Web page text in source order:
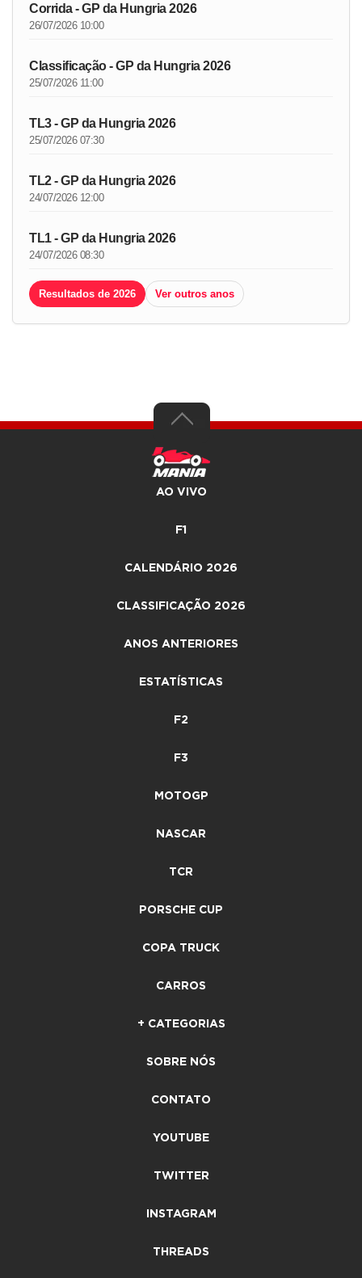
Corrida - GP da Hungria 2026
26/07/2026 10:00
Classificação - GP da Hungria 2026
25/07/2026 11:00
TL3 - GP da Hungria 2026
25/07/2026 07:30
TL2 - GP da Hungria 2026
24/07/2026 12:00
TL1 - GP da Hungria 2026
24/07/2026 08:30
Resultados de 2026 Ver outros anos
AO VIVO
F1
CALENDÁRIO 2026
CLASSIFICAÇÃO 2026
ANOS ANTERIORES
ESTATÍSTICAS
F2
F3
MOTOGP
NASCAR
TCR
PORSCHE CUP
COPA TRUCK
CARROS
+ CATEGORIAS
SOBRE NÓS
CONTATO
YOUTUBE
TWITTER
INSTAGRAM
THREADS